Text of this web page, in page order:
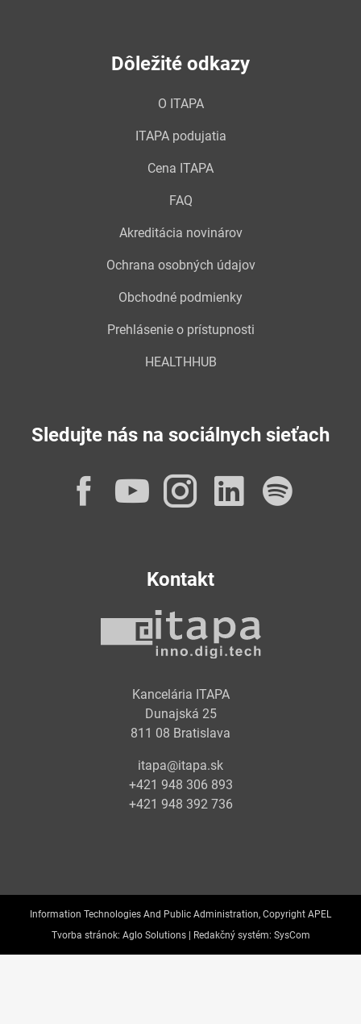
Dôležité odkazy
O ITAPA
ITAPA podujatia
Cena ITAPA
FAQ
Akreditácia novinárov
Ochrana osobných údajov
Obchodné podmienky
Prehlásenie o prístupnosti
HEALTHHUB
Sledujte nás na sociálnych sieťach
Facebook
YouTube
Instagram
Kontakt
Kancelária ITAPA
Dunajská 25
811 08 Bratislava
itapa@itapa.sk
+421 948 306 893
+421 948 392 736
Information Technologies And Public Administration, Copyright APEL
Tvorba stránok: Aglo Solutions | Redakčný systém: SysCom